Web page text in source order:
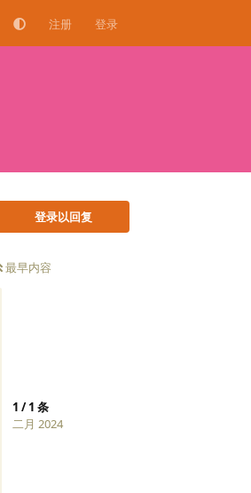
注册 登录
登录以回复
最早内容
1 /1 条
二月 2024